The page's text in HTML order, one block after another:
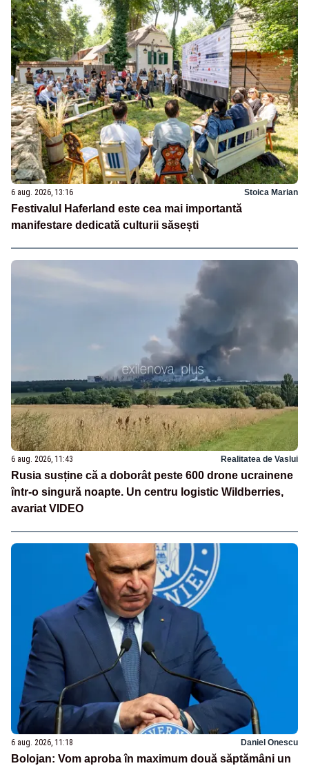
6 aug. 2026, 13:16 Stoica Marian
Festivalul Haferland este cea mai importantă
manifestare dedicată culturii săsești
6 aug. 2026, 11:43 Realitatea de Vaslui
Rusia susține că a doborât peste 600 drone ucrainene
într-o singură noapte. Un centru logistic Wildberries,
avariat VIDEO
6 aug. 2026, 11:18 Daniel Onescu
Bolojan: Vom aproba în maximum două săptămâni un